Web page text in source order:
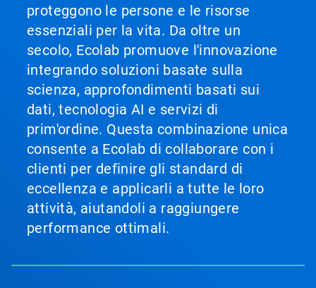
proteggono le persone e le risorse
essenziali per la vita. Da oltre un
secolo, Ecolab promuove l'innovazione
integrando soluzioni basate sulla
scienza, approfondimenti basati sui
dati, tecnologia AI e servizi di
prim'ordine. Questa combinazione unica
consente a Ecolab di collaborare con i
clienti per definire gli standard di
eccellenza e applicarli a tutte le loro
attività, aiutandoli a raggiungere
performance ottimali.